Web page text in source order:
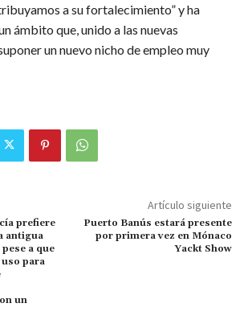
a su fortalecimiento” y ha
ámbito que, unido a las nuevas
un nuevo nicho de empleo muy
prefiere
antigua
a que
para
un
Artículo siguiente
Puerto Banús estará presente
por primera vez en Mónaco
Yackt Show